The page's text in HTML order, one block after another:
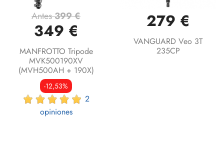
Antes399 €
349 €
MANFROTTO Tripode
MVK500190XV
(MVH500AH + 190X)
-12,53%
2
opiniones
279 €
VANGUARD Veo 3T
235CP